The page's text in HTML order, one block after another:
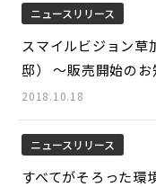
ニュースリリース
スマイルビジョン草
邸） ～販売開始の
2018.10.18
ニュースリリース
すべてがそろった環